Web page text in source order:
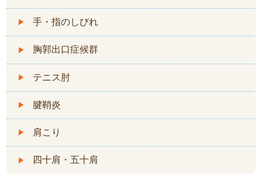
手・指のしびれ
胸郭出口症候群
テニス肘
腱鞘炎
肩こり
四十肩・五十肩